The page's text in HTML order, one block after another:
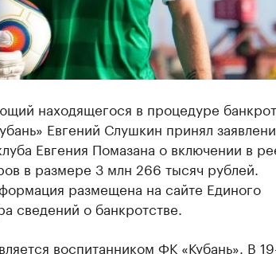
находящегося в процедуре
Евгений Слушкин принял
Евгения Помазана о включении в
в размере 3 млн 266 тысяч рублей.
размещена на сайте Единого
сведений о банкротстве.
воспитанником ФК «Кубань». В